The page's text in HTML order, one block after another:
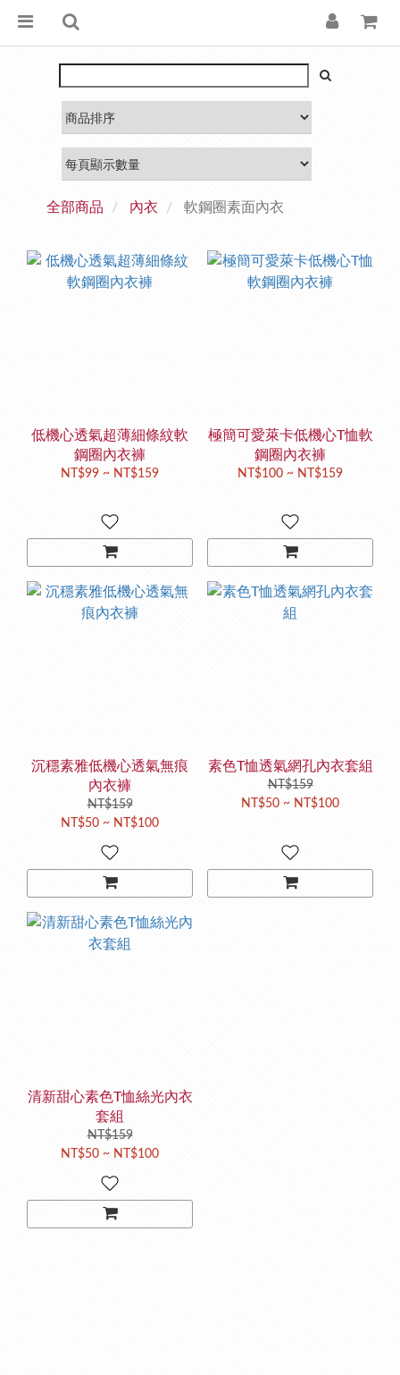
全部商品 內衣 軟鋼圈素面內衣
低機心透氣超薄細條紋軟
鋼圈內衣褲
NT$99 ~ NT$159
極簡可愛萊卡低機心T恤軟
鋼圈內衣褲
NT$100 ~ NT$159
沉穩素雅低機心透氣無痕
內衣褲
NT$159
NT$50 ~ NT$100
素色T恤透氣網孔內衣套組
NT$159
NT$50 ~ NT$100
清新甜心素色T恤絲光內衣
套組
NT$159
NT$50 ~ NT$100